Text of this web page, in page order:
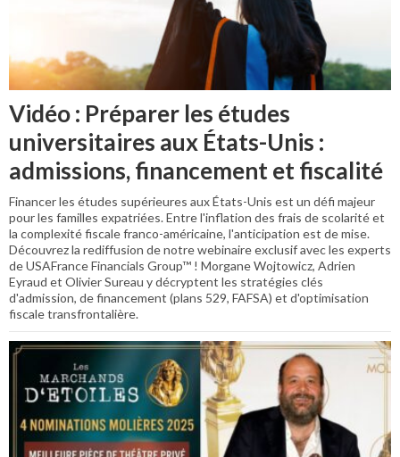
Vidéo : Préparer les études
universitaires aux États-Unis :
admissions, financement et fiscalité
Financer les études supérieures aux États-Unis est un défi majeur
pour les familles expatriées. Entre l'inflation des frais de scolarité et
la complexité fiscale franco-américaine, l'anticipation est de mise.
Découvrez la rediffusion de notre webinaire exclusif avec les experts
de USAFrance Financials Group™ ! Morgane Wojtowicz, Adrien
Eyraud et Olivier Sureau y décryptent les stratégies clés
d'admission, de financement (plans 529, FAFSA) et d'optimisation
fiscale transfrontalière.